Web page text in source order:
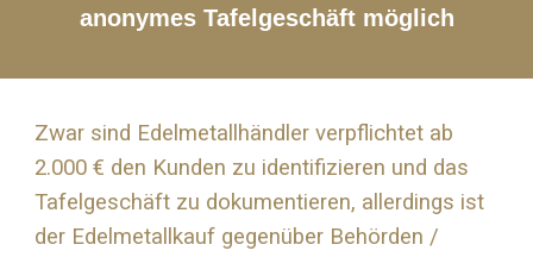
anonymes Tafelgeschäft möglich
Zwar sind Edelmetallhändler verpflichtet ab
2.000 € den Kunden zu identifizieren und das
Tafelgeschäft zu dokumentieren, allerdings ist
der Edelmetallkauf gegenüber Behörden /